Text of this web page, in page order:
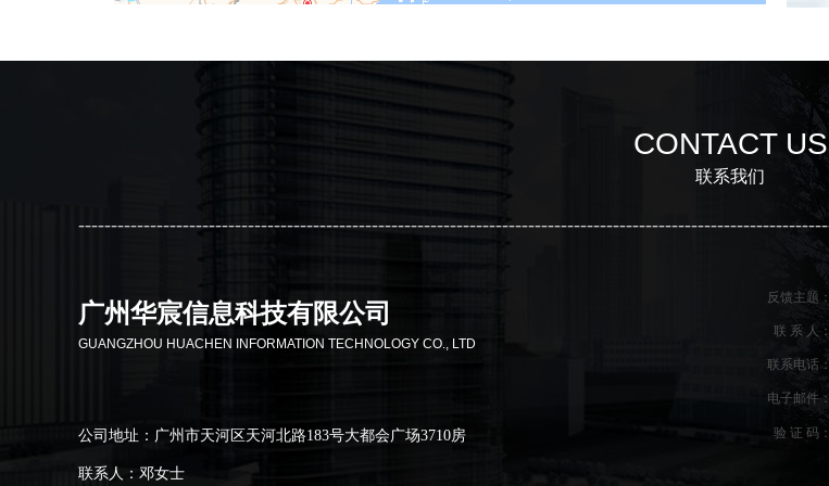
广州华宸信息科技有限公司
GUANGZHOU HUACHEN INFORMATION TECHNOLOGY CO., LTD
公司地址：广州市天河区天河北路183号大都会广场3710房
联系人：邓女士
反馈主题：
联 系 人：
联系电话：
电子邮件：
验 证 码：
CONTACT US
联系我们